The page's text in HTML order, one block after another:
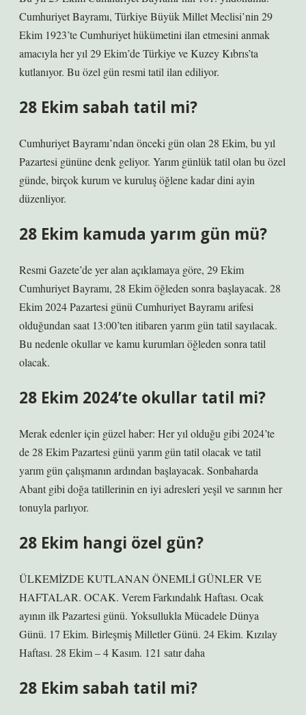
Cumhuriyet Bayramı, Türkiye Büyük Millet Meclisi’nin 29
Ekim 1923’te Cumhuriyet hükümetini ilan etmesini anmak
amacıyla her yıl 29 Ekim’de Türkiye ve Kuzey Kıbrıs’ta
kutlanıyor. Bu özel gün resmi tatil ilan ediliyor.
28 Ekim sabah tatil mi?
Cumhuriyet Bayramı’ndan önceki gün olan 28 Ekim, bu yıl
Pazartesi gününe denk geliyor. Yarım günlük tatil olan bu özel
günde, birçok kurum ve kuruluş öğlene kadar dini ayin
düzenliyor.
28 Ekim kamuda yarım gün mü?
Resmi Gazete’de yer alan açıklamaya göre, 29 Ekim
Cumhuriyet Bayramı, 28 Ekim öğleden sonra başlayacak. 28
Ekim 2024 Pazartesi günü Cumhuriyet Bayramı arifesi
olduğundan saat 13:00’ten itibaren yarım gün tatil sayılacak.
Bu nedenle okullar ve kamu kurumları öğleden sonra tatil
olacak.
28 Ekim 2024’te okullar tatil mi?
Merak edenler için güzel haber: Her yıl olduğu gibi 2024’te
de 28 Ekim Pazartesi günü yarım gün tatil olacak ve tatil
yarım gün çalışmanın ardından başlayacak. Sonbaharda
Abant gibi doğa tatillerinin en iyi adresleri yeşil ve sarının her
tonuyla parlıyor.
28 Ekim hangi özel gün?
ÜLKEMİZDE KUTLANAN ÖNEMLİ GÜNLER VE
HAFTALAR. OCAK. Verem Farkındalık Haftası. Ocak
ayının ilk Pazartesi günü. Yoksullukla Mücadele Dünya
Günü. 17 Ekim. Birleşmiş Milletler Günü. 24 Ekim. Kızılay
Haftası. 28 Ekim – 4 Kasım. 121 satır daha
28 Ekim sabah tatil mi?